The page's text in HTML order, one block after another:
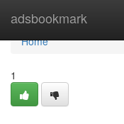
adsbookmark
Home
Home
1